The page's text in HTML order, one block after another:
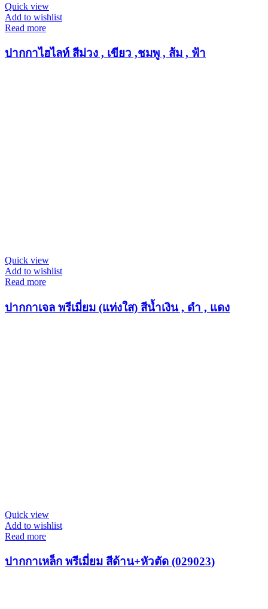
Quick view
Add to wishlist
Read more
ปากกาไฮไลท์ สีม่วง , เขียว ,ชมพู , ส้ม , ฟ้า
Quick view
Add to wishlist
Read more
ปากกาเจล พรีเมี่ยม (แท่งใส) สีน้ำเงิน , ดำ , แดง
Quick view
Add to wishlist
Read more
ปากกาเหล็ก พรีเมี่ยม สีด้าน+หัวตัด (029023)